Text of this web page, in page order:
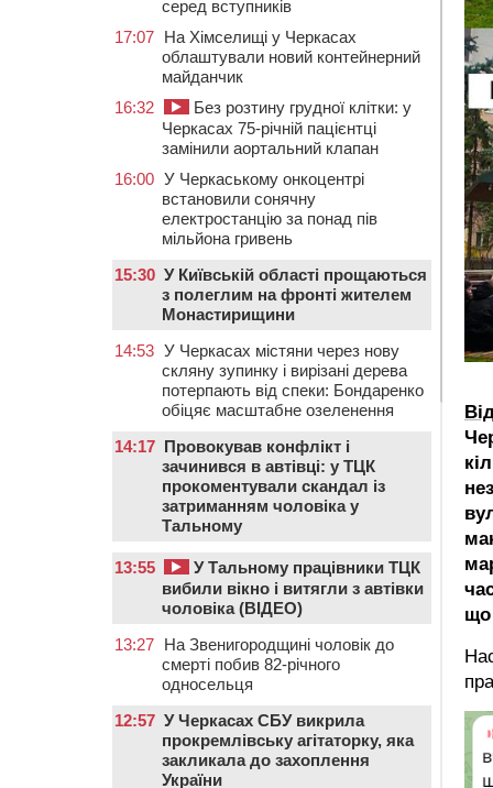
що
серед вступників
17:07 На Хімселищі у Черкасах
облаштували новий контейнерний
майданчик
16:32
Без розтину грудної клітки: у
Черкасах 75-річній пацієнтці
замінили аортальний клапан
16:00 У Черкаському онкоцентрі
встановили сонячну
електростанцію за понад пів
мільйона гривень
15:30 У Київській області прощаються
з полеглим на фронті жителем
Монастирищини
14:53 У Черкасах містяни через нову
скляну зупинку і вирізані дерева
потерпають від спеки: Бондаренко
обіцяє масштабне озеленення
14:17 Провокував конфлікт і
зачинився в автівці: у ТЦК
прокоментували скандал із
затриманням чоловіка у
Тальному
13:55
У Тальному працівники ТЦК
вибили вікно і витягли з автівки
чоловіка (ВІДЕО)
13:27 На Звенигородщині чоловік до
смерті побив 82-річного
односельця
12:57 У Черкасах СБУ викрила
прокремлівську агітаторку, яка
закликала до захоплення
України